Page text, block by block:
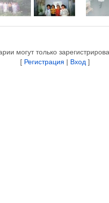
могут только
[ Регистрация | Вход ]